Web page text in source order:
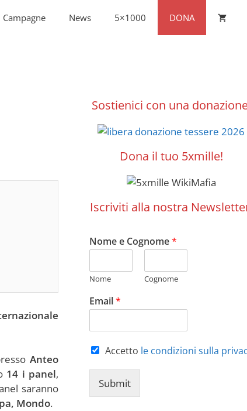
Campagne News 5×1000 DONA
Anteo
14 i panel,
saranno
Mondo.
Sostienici con una
Dona il tuo 5xmille!
Iscriviti alla nostra
Nome e Cognome*
Nome Cognome
Email*
Accetto le condizioni sulla
Submit